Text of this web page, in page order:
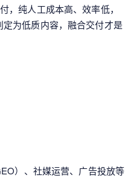
，纯人工成本高、效率低，
为低质内容，融合交付才是
）、社媒运营、广告投放等